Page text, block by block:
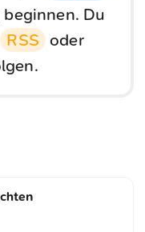
Du
RSS oder